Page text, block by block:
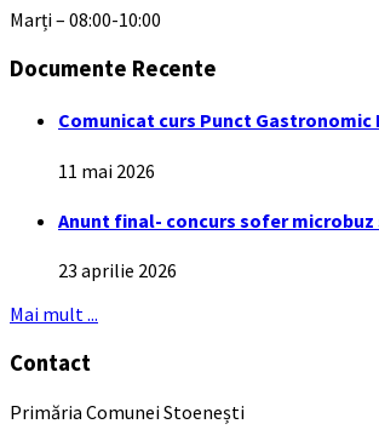
Marți – 08:00-10:00
Documente Recente
Comunicat curs Punct Gastronomic
11 mai 2026
Anunt final- concurs sofer microbuz
23 aprilie 2026
Mai mult ...
Contact
Primăria Comunei Stoenești